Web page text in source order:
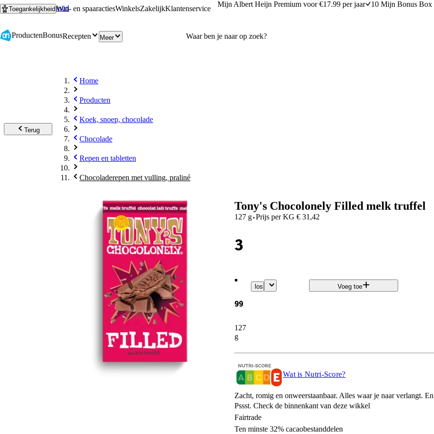
Ga naar hoofdinhoud
Ga naar zoeken
ToegankelijkheidWin- en spaaractiesWinkelsZakelijkKlantenservice
Mijn Albert Heijn Premium voor €17.99 per jaar 10 Mijn Bonus Box
ProductenBonusRecepten Meer
Terug
Home
Producten
Koek, snoep, chocolade
Chocolade
Repen en tabletten
Chocoladerepen met vulling, praliné
Tony's Chocolonely Filled melk truffel
127 g·Prijs per KG € 31,42
3
.
99
127
g
los Voeg toe
Wat is Nutri-Score?
Zacht, romig en onweerstaanbaar. Alles waar je naar verlangt. En
Pssst. Check de binnenkant van deze wikkel
Fairtrade
Ten minste 32% cacaobestanddelen